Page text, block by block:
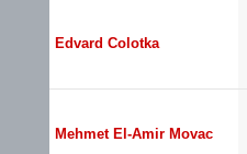
Edvard Colotka
Mehmet El-Amir Movac